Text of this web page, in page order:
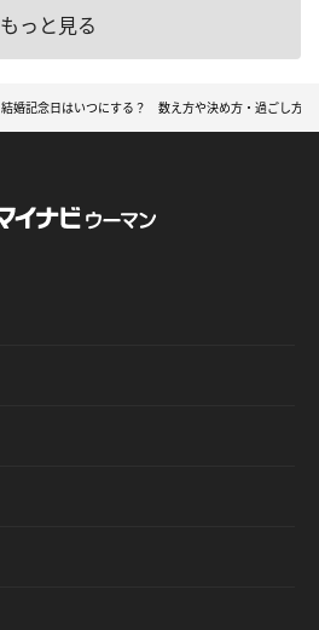
もっと見る
結婚記念日はいつにする？ 数え方や決め方・過ごし方の